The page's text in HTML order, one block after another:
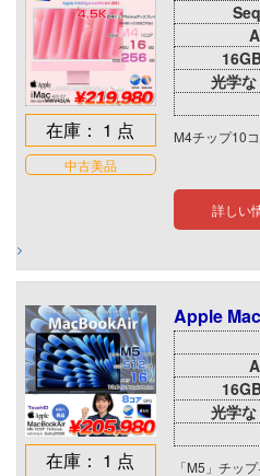
在庫： 1 点
中古美品
光学な
M4チップ10
詳しい
在庫： 1 点
Apple
光学な
「M5」チッ